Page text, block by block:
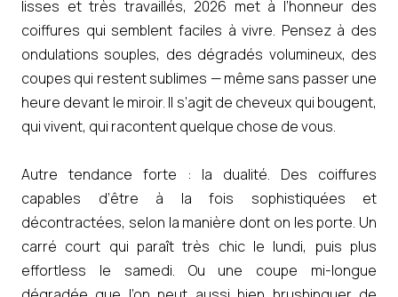
lisses et très travaillés, 2026 met à l’honneur des
coiffures qui semblent faciles à vivre. Pensez à des
ondulations souples, des dégradés volumineux, des
coupes qui restent sublimes — même sans passer une
heure devant le miroir. Il s’agit de cheveux qui bougent,
qui vivent, qui racontent quelque chose de vous.
Autre tendance forte : la dualité. Des coiffures
capables d’être à la fois sophistiquées et
décontractées, selon la manière dont on les porte. Un
carré court qui paraît très chic le lundi, puis plus
effortless le samedi. Ou une coupe mi-longue